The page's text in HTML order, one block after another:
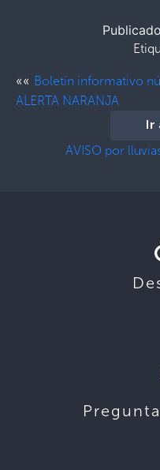
«« Boletín informativo
ALERTA NARANJA
Ir
AVISO por